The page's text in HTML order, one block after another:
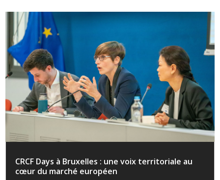
CRCF Days à Bruxelles : une voix territoriale au
cœur du marché européen